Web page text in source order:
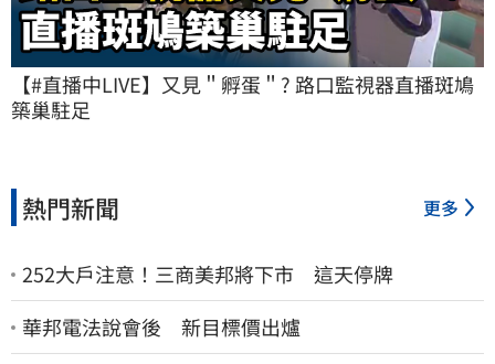
【#直播中LIVE】又見＂孵蛋＂? 路口監視器直播斑鳩
築巢駐足
熱門新聞 更多
252大戶注意！三商美邦將下市 這天停牌
華邦電法說會後 新目標價出爐